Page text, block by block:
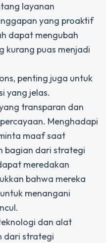
layanan
yang proaktif
dapat mengubah
kurang puas menjadi
penting juga untuk
yang jelas.
transparan dan
Menghadapi
maaf saat
bagian dari strategi
meredakan
bahwa mereka
menangani
dan alat
dari strategi